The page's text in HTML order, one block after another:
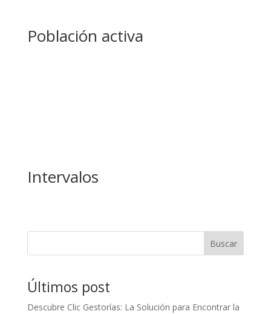
Población activa
Intervalos
Buscar
Últimos post
Descubre Clic Gestorías: La Solución para Encontrar la